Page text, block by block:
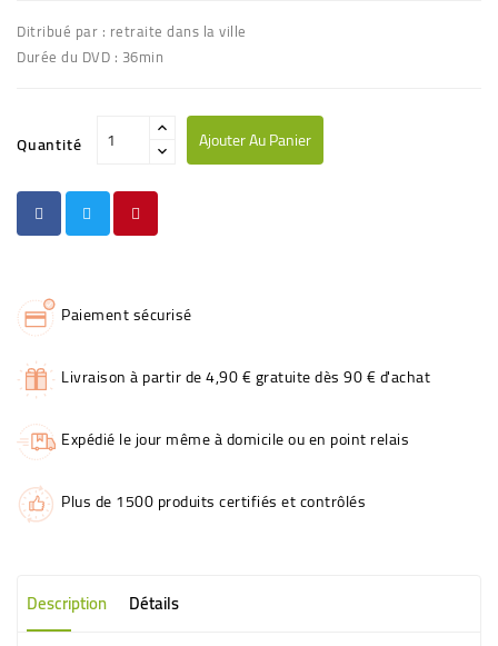
Ditribué par : retraite dans la ville
Durée du DVD : 36min
Quantité Ajouter Au Panier
Paiement sécurisé
Livraison à partir de 4,90 € gratuite dès 90 € d'achat
Expédié le jour même à domicile ou en point relais
Plus de 1500 produits certifiés et contrôlés
Description Détails